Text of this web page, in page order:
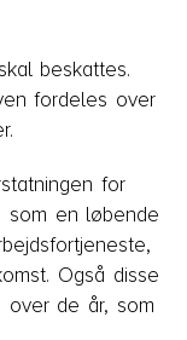
beskattes.
fordeles over
for
som en løbende
Også disse
over de år, som